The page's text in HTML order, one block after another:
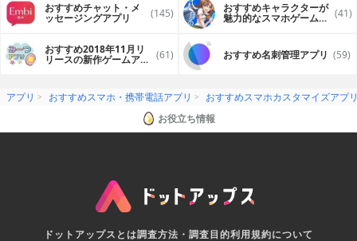
おすすめチャット・メ
ッセージングアプリ (145) おすすめキャラクターが
魅力的なスマホゲームア (41)
おすすめ2018年11月リ
リースの新作ゲームアプ (61) おすすめ名刺管理アプリ (59)
アプリ おすすめスマホ・携帯電話アプリ
おすすめスマホカスタマイズアプ
お役立ち情報
ドットアップスとは調査方法・調査目的利用規約について